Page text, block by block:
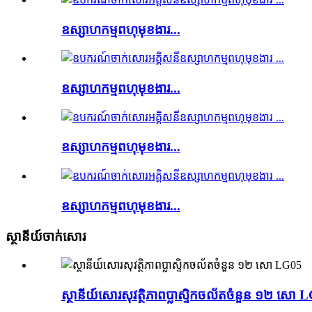
ឧស្សាហកម្មពហុមុខងារ...
ឧស្សាហកម្មពហុមុខងារ...
ឧស្សាហកម្មពហុមុខងារ...
ឧស្សាហកម្មពហុមុខងារ...
ស្ថានីយ៍ចាក់សោរ
ស្ថានីយ៍សោរសុវត្ថិភាពប្លាស្ទិកចល័តចំនួន ១២ សោ